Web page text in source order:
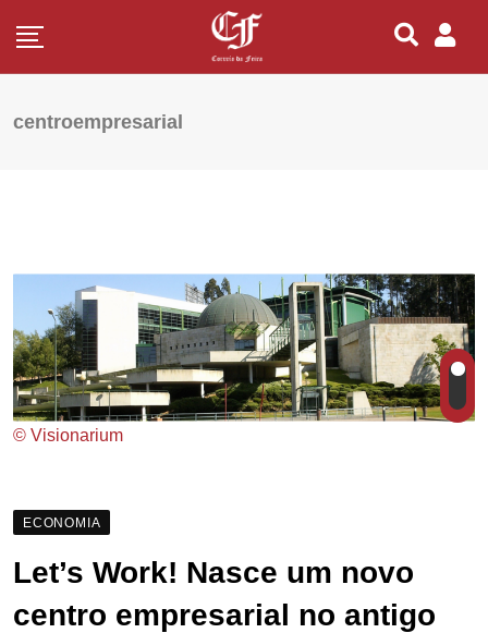
centroempresarial
© Visionarium
ECONOMIA
Let’s Work! Nasce um novo
centro empresarial no antigo